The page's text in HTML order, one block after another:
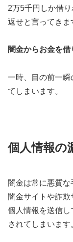
2万5千円しか借
返せと言ってきま
闇金からお金を
一時、目の前一
てしまいます。
個人情報の
闇金は常に悪質な
闇金サイトや詐
個人情報を送信
されてしまいます